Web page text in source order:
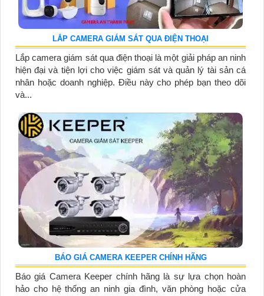
LẮP CAMERA GIÁM SÁT QUA ĐIỆN THOẠI
Lắp camera giám sát qua điện thoại là một giải pháp an ninh
hiện đại và tiện lợi cho việc giám sát và quản lý tài sản cá
nhân hoặc doanh nghiệp. Điều này cho phép bạn theo dõi
và...
BÁO GIÁ CAMERA KEEPER CHÍNH HÃNG
Báo giá Camera Keeper chính hãng là sự lựa chọn hoàn
hảo cho hệ thống an ninh gia đình, văn phòng hoặc cửa